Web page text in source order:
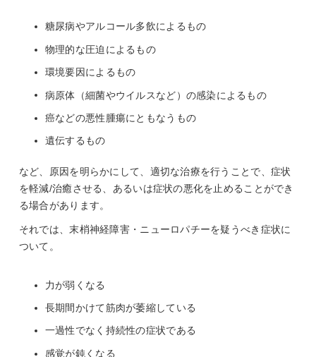
糖尿病やアルコール多飲によるもの
物理的な圧迫によるもの
環境要因によるもの
病原体（細菌やウイルスなど）の感染によるもの
癌などの悪性腫瘍にともなうもの
遺伝するもの
など、原因を明らかにして、適切な治療を行うことで、症状
を軽減/治癒させる、あるいは症状の悪化を止めることができ
る場合があります。
それでは、末梢神経障害・ニューロパチーを疑うべき症状に
ついて。
力が弱くなる
長期間かけて筋肉が萎縮している
一過性でなく持続性の症状である
感覚が鈍くなる